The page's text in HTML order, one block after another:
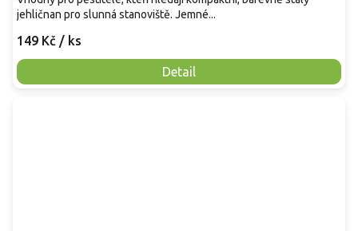
149 Kč / ks
Detail
jehličnan pro slunná stanoviště. Jemné...